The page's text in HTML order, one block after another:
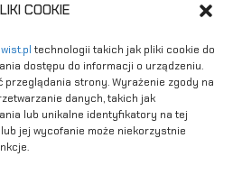
COOKIE
technologii takich jak pliki cookie do
dostępu do informacji o urządzeniu.
przeglądania strony. Wyrażenie zgody na
danych, takich jak
lub unikalne identyfikatory na tej
jej wycofanie może niekorzystnie